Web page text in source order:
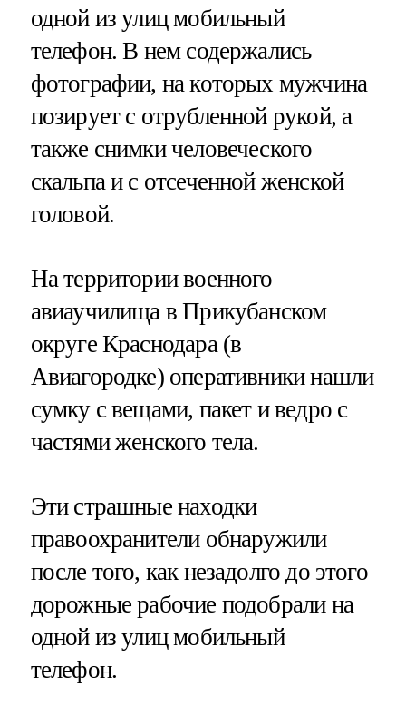
одной из улиц мобильный
телефон. В нем содержались
фотографии, на которых мужчина
позирует с отрубленной рукой, а
также снимки человеческого
скальпа и с отсеченной женской
головой.
На территории военного
авиаучилища в Прикубанском
округе Краснодара (в
Авиагородке) оперативники нашли
сумку с вещами, пакет и ведро с
частями женского тела.
Эти страшные находки
правоохранители обнаружили
после того, как незадолго до этого
дорожные рабочие подобрали на
одной из улиц мобильный
телефон.